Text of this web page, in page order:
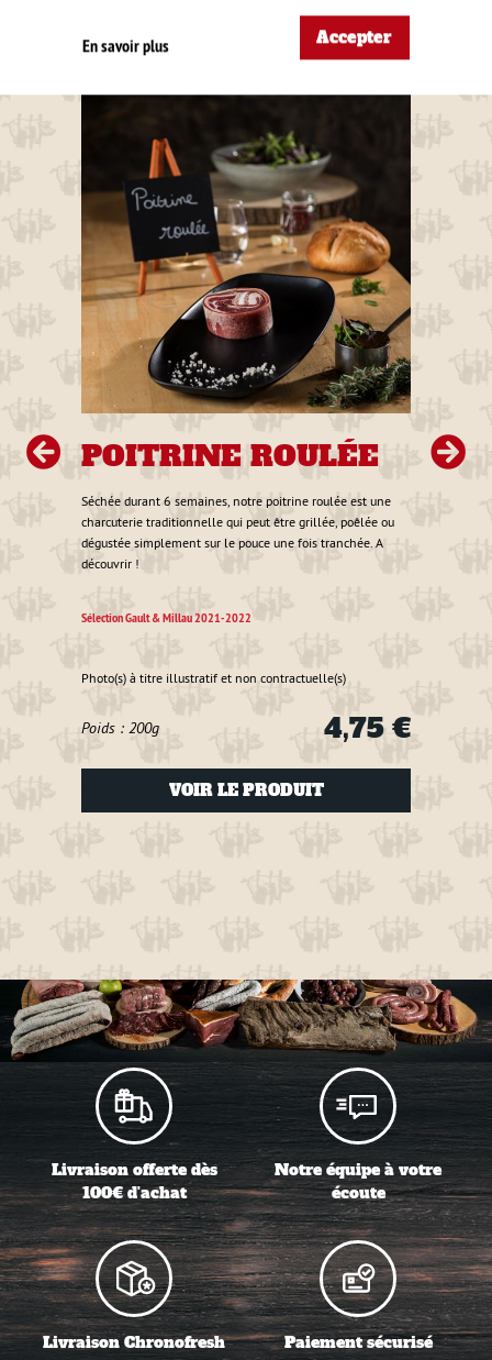
ÉGALEMENT
POITRINE ROULÉE
Séchée durant 6 semaines, notre poitrine roulée est une
charcuterie traditionnelle qui peut être grillée, poêlée ou
dégustée simplement sur le pouce une fois tranchée. A
découvrir !
Sélection Gault & Millau 2021-2022
Photo(s) à titre illustratif et non contractuelle(s)
Poids : 200g 4,75 €
VOIR LE PRODUIT
Livraison offerte dès
100€ d'achat
Notre équipe à votre
écoute
Livraison Chronofresh Paiement sécurisé
En savoir plus Accepter